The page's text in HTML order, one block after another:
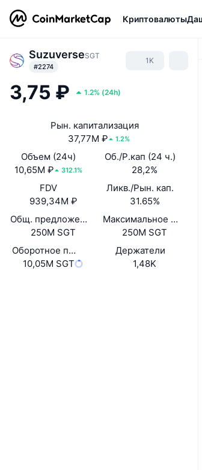
Криптовалюты
SuzuverseSGT
#2274
1K
3,75 ₽ 1.2% (24h)
Рын. капитализация
37,77M ₽
1.2%
Объем (24ч)
10,65M ₽
312.1%
Об./Р.кап (24 ч.)
28,2%
FDV
939,34M ₽
Ликв./Рын. кап.
31.65%
Общ. предложение
250M SGT
Максимальное
250M SGT
Оборотное предложение
10,05M SGT
Держатели
1,48K